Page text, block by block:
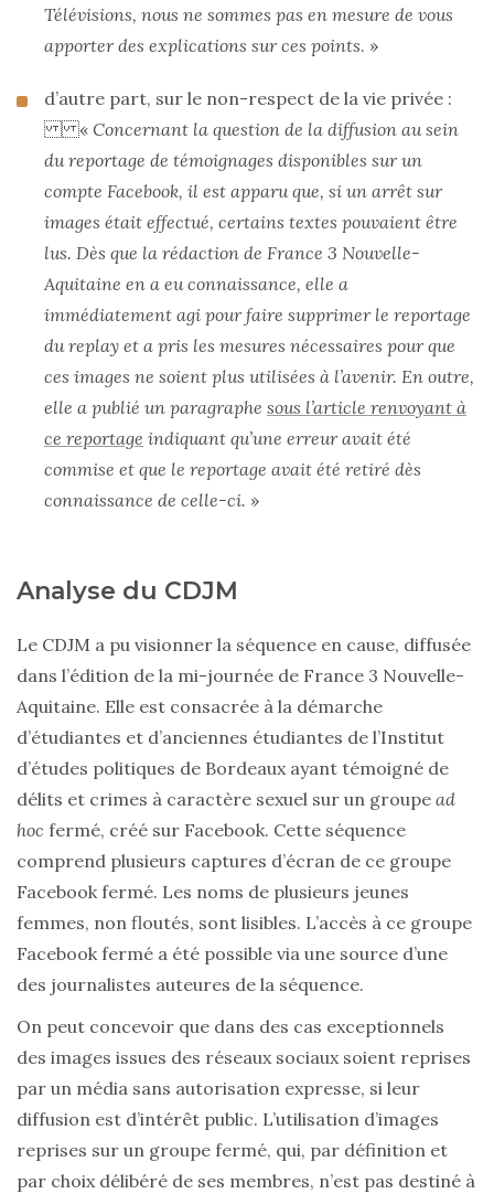
Télévisions, nous ne sommes pas en mesure de vous
apporter des explications sur ces points. »
d’autre part, sur le non-respect de la vie privée :
« Concernant la question de la diffusion au sein
du reportage de témoignages disponibles sur un
compte Facebook, il est apparu que, si un arrêt sur
images était effectué, certains textes pouvaient être
lus. Dès que la rédaction de France 3 Nouvelle-
Aquitaine en a eu connaissance, elle a
immédiatement agi pour faire supprimer le reportage
du replay et a pris les mesures nécessaires pour que
ces images ne soient plus utilisées à l’avenir. En outre,
elle a publié un paragraphe sous l’article renvoyant à
ce reportage indiquant qu’une erreur avait été
commise et que le reportage avait été retiré dès
connaissance de celle-ci. »
Analyse du CDJM
Le CDJM a pu visionner la séquence en cause, diffusée
dans l’édition de la mi-journée de France 3 Nouvelle-
Aquitaine. Elle est consacrée à la démarche
d’étudiantes et d’anciennes étudiantes de l’Institut
d’études politiques de Bordeaux ayant témoigné de
délits et crimes à caractère sexuel sur un groupe ad
hoc fermé, créé sur Facebook. Cette séquence
comprend plusieurs captures d’écran de ce groupe
Facebook fermé. Les noms de plusieurs jeunes
femmes, non floutés, sont lisibles. L’accès à ce groupe
Facebook fermé a été possible via une source d’une
des journalistes auteures de la séquence.
On peut concevoir que dans des cas exceptionnels
des images issues des réseaux sociaux soient reprises
par un média sans autorisation expresse, si leur
diffusion est d’intérêt public. L’utilisation d’images
reprises sur un groupe fermé, qui, par définition et
par choix délibéré de ses membres, n’est pas destiné à